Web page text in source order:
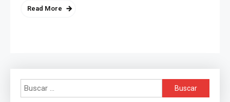
Read More
Buscar: